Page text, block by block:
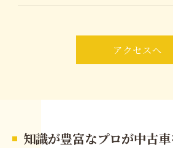
アクセスへ
知識が豊富なプロが中古